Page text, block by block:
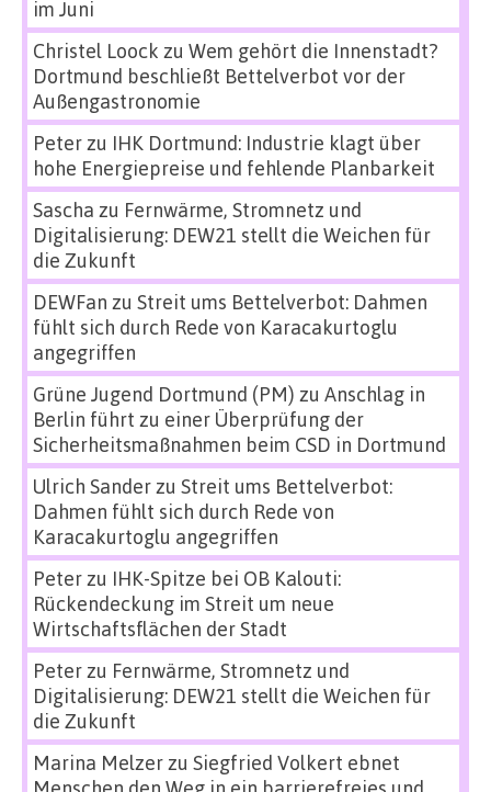
im Juni
Christel Loock zu Wem gehört die Innenstadt?
Dortmund beschließt Bettelverbot vor der
Außengastronomie
Peterzu IHK Dortmund: Industrie klagt über
hohe Energiepreise und fehlende Planbarkeit
Sascha zu Fernwärme, Stromnetz und
Digitalisierung: DEW21 stellt die Weichen für
die Zukunft
DEWFan zu Streit ums Bettelverbot: Dahmen
fühlt sich durch Rede von Karacakurtoglu
angegriffen
Grüne Jugend Dortmund (PM) zu Anschlag in
Berlin führt zu einer Überprüfung der
Sicherheitsmaßnahmen beim CSD in Dortmund
Ulrich Sanderzu Streit ums Bettelverbot:
Dahmen fühlt sich durch Rede von
Karacakurtoglu angegriffen
Peterzu IHK-Spitze bei OB Kalouti:
Rückendeckung im Streit um neue
Wirtschaftsflächen der Stadt
Peterzu Fernwärme, Stromnetz und
Digitalisierung: DEW21 stellt die Weichen für
die Zukunft
Marina Melzerzu Siegfried Volkert ebnet